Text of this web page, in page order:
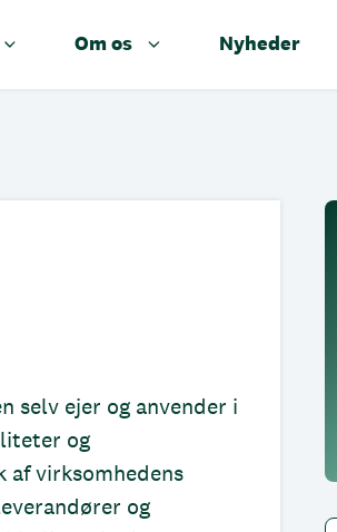
Om os Nyheder
selv ejer og anvender i
og
af virksomhedens
og